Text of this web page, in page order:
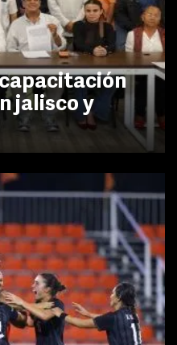
jalisco y